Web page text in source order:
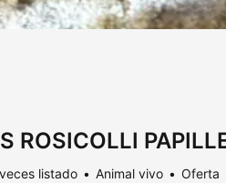
ROSICOLLI
listado Animal vivo Oferta